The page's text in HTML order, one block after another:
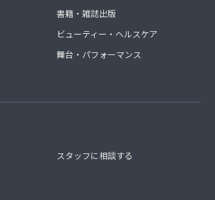
書籍・雑誌出版
ビューティー・ヘルスケア
舞台・パフォーマンス
スタッフに相談する